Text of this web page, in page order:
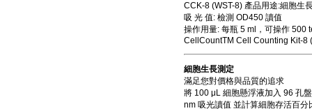
CCK-8 (WST-8) 產品用途:細胞生
吸 光 值: 檢測 OD450 讀值
操作用量: 每瓶 5 ml，可操作 500
CellCountTM Cell Counting Kit-8
細胞生長測定
滿足您對價格與品質的追求
將 100 μL 細胞懸浮液加入 96 孔
nm 吸光讀值 並計算細胞存活百